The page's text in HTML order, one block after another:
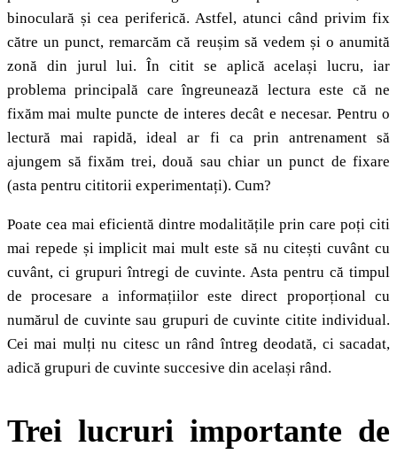
binoculară și cea periferică. Astfel, atunci când privim fix
către un punct, remarcăm că reușim să vedem și o anumită
zonă din jurul lui. În citit se aplică același lucru, iar
problema principală care îngreunează lectura este că ne
fixăm mai multe puncte de interes decât e necesar. Pentru o
lectură mai rapidă, ideal ar fi ca prin antrenament să
ajungem să fixăm trei, două sau chiar un punct de fixare
(asta pentru cititorii experimentați). Cum?
Poate cea mai eficientă dintre modalitățile prin care poți citi
mai repede și implicit mai mult este să nu citești cuvânt cu
cuvânt, ci grupuri întregi de cuvinte. Asta pentru că timpul
de procesare a informațiilor este direct proporțional cu
numărul de cuvinte sau grupuri de cuvinte citite individual.
Cei mai mulți nu citesc un rând întreg deodată, ci sacadat,
adică grupuri de cuvinte succesive din același rând.
Trei lucruri importante de